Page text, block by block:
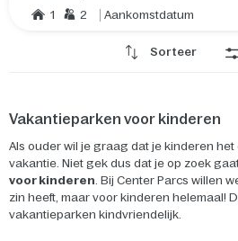
1
2 Aankomstdatum
Sorteer
Vakantieparken voor kinderen
Als ouder wil je graag dat je kinderen
vakantie. Niet gek dus dat je op zoek
voor kinderen. Bij Center Parcs willen
zin heeft, maar voor kinderen helemaal!
vakantieparken kindvriendelijk.